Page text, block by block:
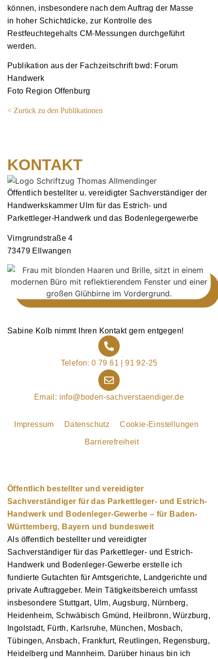
können, insbesondere nach dem Auftrag der Masse
in hoher Schichtdicke, zur Kontrolle des
Restfeuchtegehalts CM-Messungen durchgeführt
werden.
Publikation aus der Fachzeitschrift bwd: Forum
Handwerk
Foto Region Offenburg
<︎ Zurück zu den Publikationen
KONTAKT
Öffentlich bestellter u. vereidigter Sachverständiger der
Handwerkskammer Ulm für das Estrich- und
Parkettleger-Handwerk und das Bodenlegergewerbe
Virngrundstraße 4
73479 Ellwangen
Sabine Kolb nimmt Ihren Kontakt gern entgegen!
Telefon: 0 79 61 | 91 92-25
Email: info@boden-sachverstaendiger.de
Impressum Datenschutz Cookie-Einstellungen
Barrierefreiheit
Öffentlich bestellter und vereidigter
Sachverständiger für das Parkettleger- und Estrich-
Handwerk und Bodenleger-Gewerbe – für Baden-
Württemberg, Bayern und bundesweit
Als öffentlich bestellter und vereidigter
Sachverständiger für das Parkettleger- und Estrich-
Handwerk und Bodenleger-Gewerbe erstelle ich
fundierte Gutachten für Amtsgerichte, Landgerichte und
private Auftraggeber. Mein Tätigkeitsbereich umfasst
insbesondere Stuttgart, Ulm, Augsburg, Nürnberg,
Heidenheim, Schwäbisch Gmünd, Heilbronn, Würzburg,
Ingolstadt, Fürth, Karlsruhe, München, Mosbach,
Tübingen, Ansbach, Frankfurt, Reutlingen, Regensburg,
Heidelberg und Mannheim. Darüber hinaus bin ich